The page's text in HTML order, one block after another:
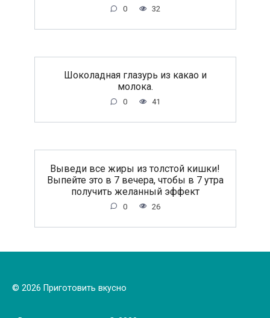
0 32
Шоколадная глазурь из какао и
молока.
0 41
Выведи все жиры из толстой кишки!
Выпейте это в 7 вечера, чтобы в 7 утра
получить желанный эффект
0 26
© 2026 Приготовить вкусно